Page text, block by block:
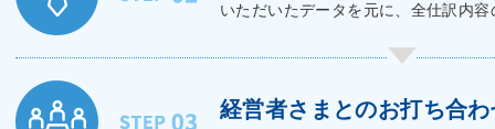
いただいたデータを元に、全仕訳内
経営者さまとのお打ち合わ